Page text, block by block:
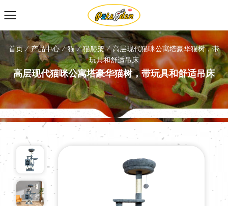
首页/产品中心/猫/猫爬架/高层现代猫咪公寓塔豪华猫树，带
玩具和舒适吊床
高层现代猫咪公寓塔豪华猫树，带玩具和舒适吊床